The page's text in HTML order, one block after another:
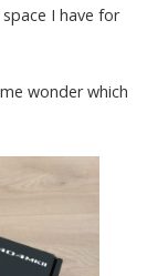
I have for
wonder which